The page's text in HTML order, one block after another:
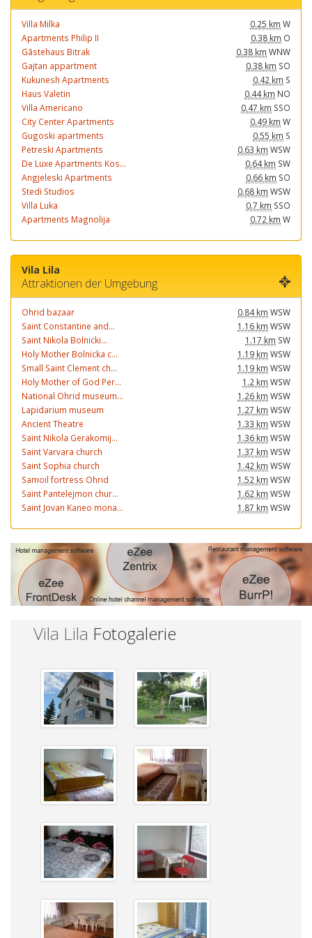
Villa Milka 0.25 km W
Apartments Philip II
0.38 km O
Gãstehaus Bitrak
0.38 km WNW
Gajtan appartment
0.38 km SO
Kukunesh Apartments
0.42 km S
Haus Valetin
0.44 km NO
Villa Americano
0.47 km SSO
City Center Apartments
0.49 km W
Gugoski apartments
0.55 km S
Petreski Apartments
0.63 km WSW
De Luxe Apartments Kos...
0.64 km SW
Angjeleski Apartments
0.66 km SO
Stedi Studios
0.68 km WSW
Villa Luka
0.7 km SSO
Apartments Magnolija
0.72 km W
Vila Lila
Attraktionen der Umgebung
Ohrid bazaar 0.84 km WSW
Saint Constantine and...
1.16 km WSW
Saint Nikola Bolnicki...
1.17 km SW
Holy Mother Bolnicka c...
1.19 km WSW
Small Saint Clement ch...
1.19 km WSW
Holy Mother of God Per...
1.2 km WSW
National Ohrid museum...
1.26 km WSW
Lapidarium museum
1.27 km WSW
Ancient Theatre
1.33 km WSW
Saint Nikola Gerakomij...
1.36 km WSW
Saint Varvara church
1.37 km WSW
Saint Sophia church
1.42 km WSW
Samoil fortress Ohrid
1.52 km WSW
Saint Pantelejmon chur...
1.62 km WSW
Saint Jovan Kaneo mona...
1.87 km WSW
Vila Lila Fotogalerie